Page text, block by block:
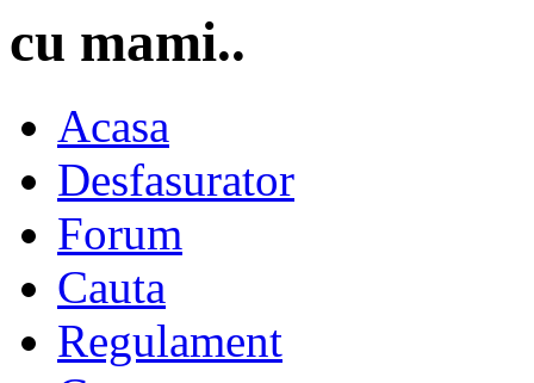
cu mami..
Acasa
Desfasurator
Forum
Cauta
Regulament